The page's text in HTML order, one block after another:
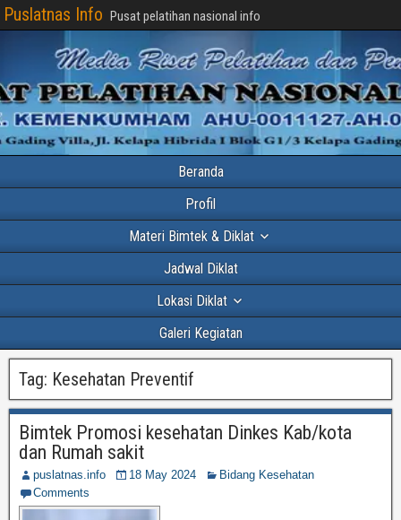
Puslatnas Info Pusat pelatihan nasional info
Beranda
Profil
Materi Bimtek & Diklat
Jadwal Diklat
Lokasi Diklat
Galeri Kegiatan
Tag: Kesehatan Preventif
Bimtek Promosi kesehatan Dinkes Kab/kota
dan Rumah sakit
puslatnas.info 18 May 2024
Bidang Kesehatan
Comments